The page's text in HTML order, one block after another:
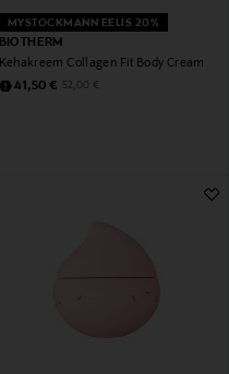
MYSTOCKMANN EELIS 20%
BIOTHERM
Kehakreem Collagen Fit Body Cream
Discounted Price
41,50 € Original Price
52,00 €